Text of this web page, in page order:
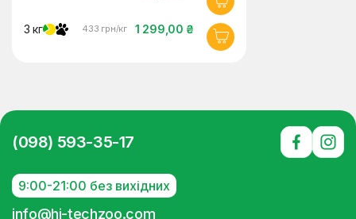
1 299,00 ₴
3 кг 433 грн/кг
(098) 593-35-17
9:00-21:00 без вихідних
info@hi-techzoo.com